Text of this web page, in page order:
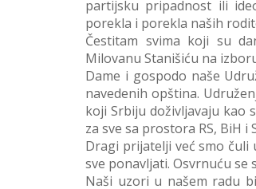
partijsku pripadnost ili
porekla i porekla naših
Čestitam svima koji su
Milovanu Stanišiću na
Dame i gospodo naše
navedenih opština.
koji Srbiju doživljavaju kao
za sve sa prostora RS, BiH
Dragi prijatelji već smo čuli
sve ponavljati. Osvrnuću se
Naši uzori u našem radu